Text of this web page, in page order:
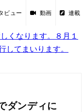
ビュー 動画 連載
くなります。８月１
してまいります。
ダンディに